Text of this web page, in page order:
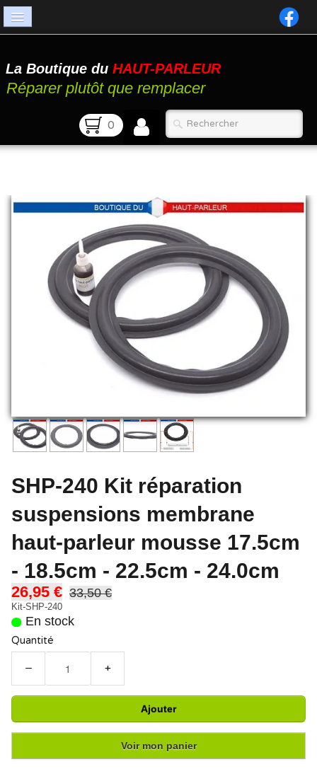
Catalogue
Atelier
La Boutique du HAUT-PARLEUR
Réparer plutôt que remplacer
0
SHP-240 Kit réparation
suspensions membrane
haut-parleur mousse 17.5cm
- 18.5cm - 22.5cm - 24.0cm
26,95 € 33,50 €
Kit-SHP-240
En stock
Quantité
− +
Ajouter
Voir mon panier